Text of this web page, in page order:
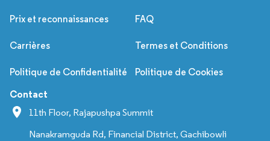
Prix et reconnaissances FAQ
Carrières Termes et Conditions
Politique de Confidentialité Politique de Cookies
Contact
11th Floor, Rajapushpa Summit
Nanakramguda Rd, Financial District, Gachibowli